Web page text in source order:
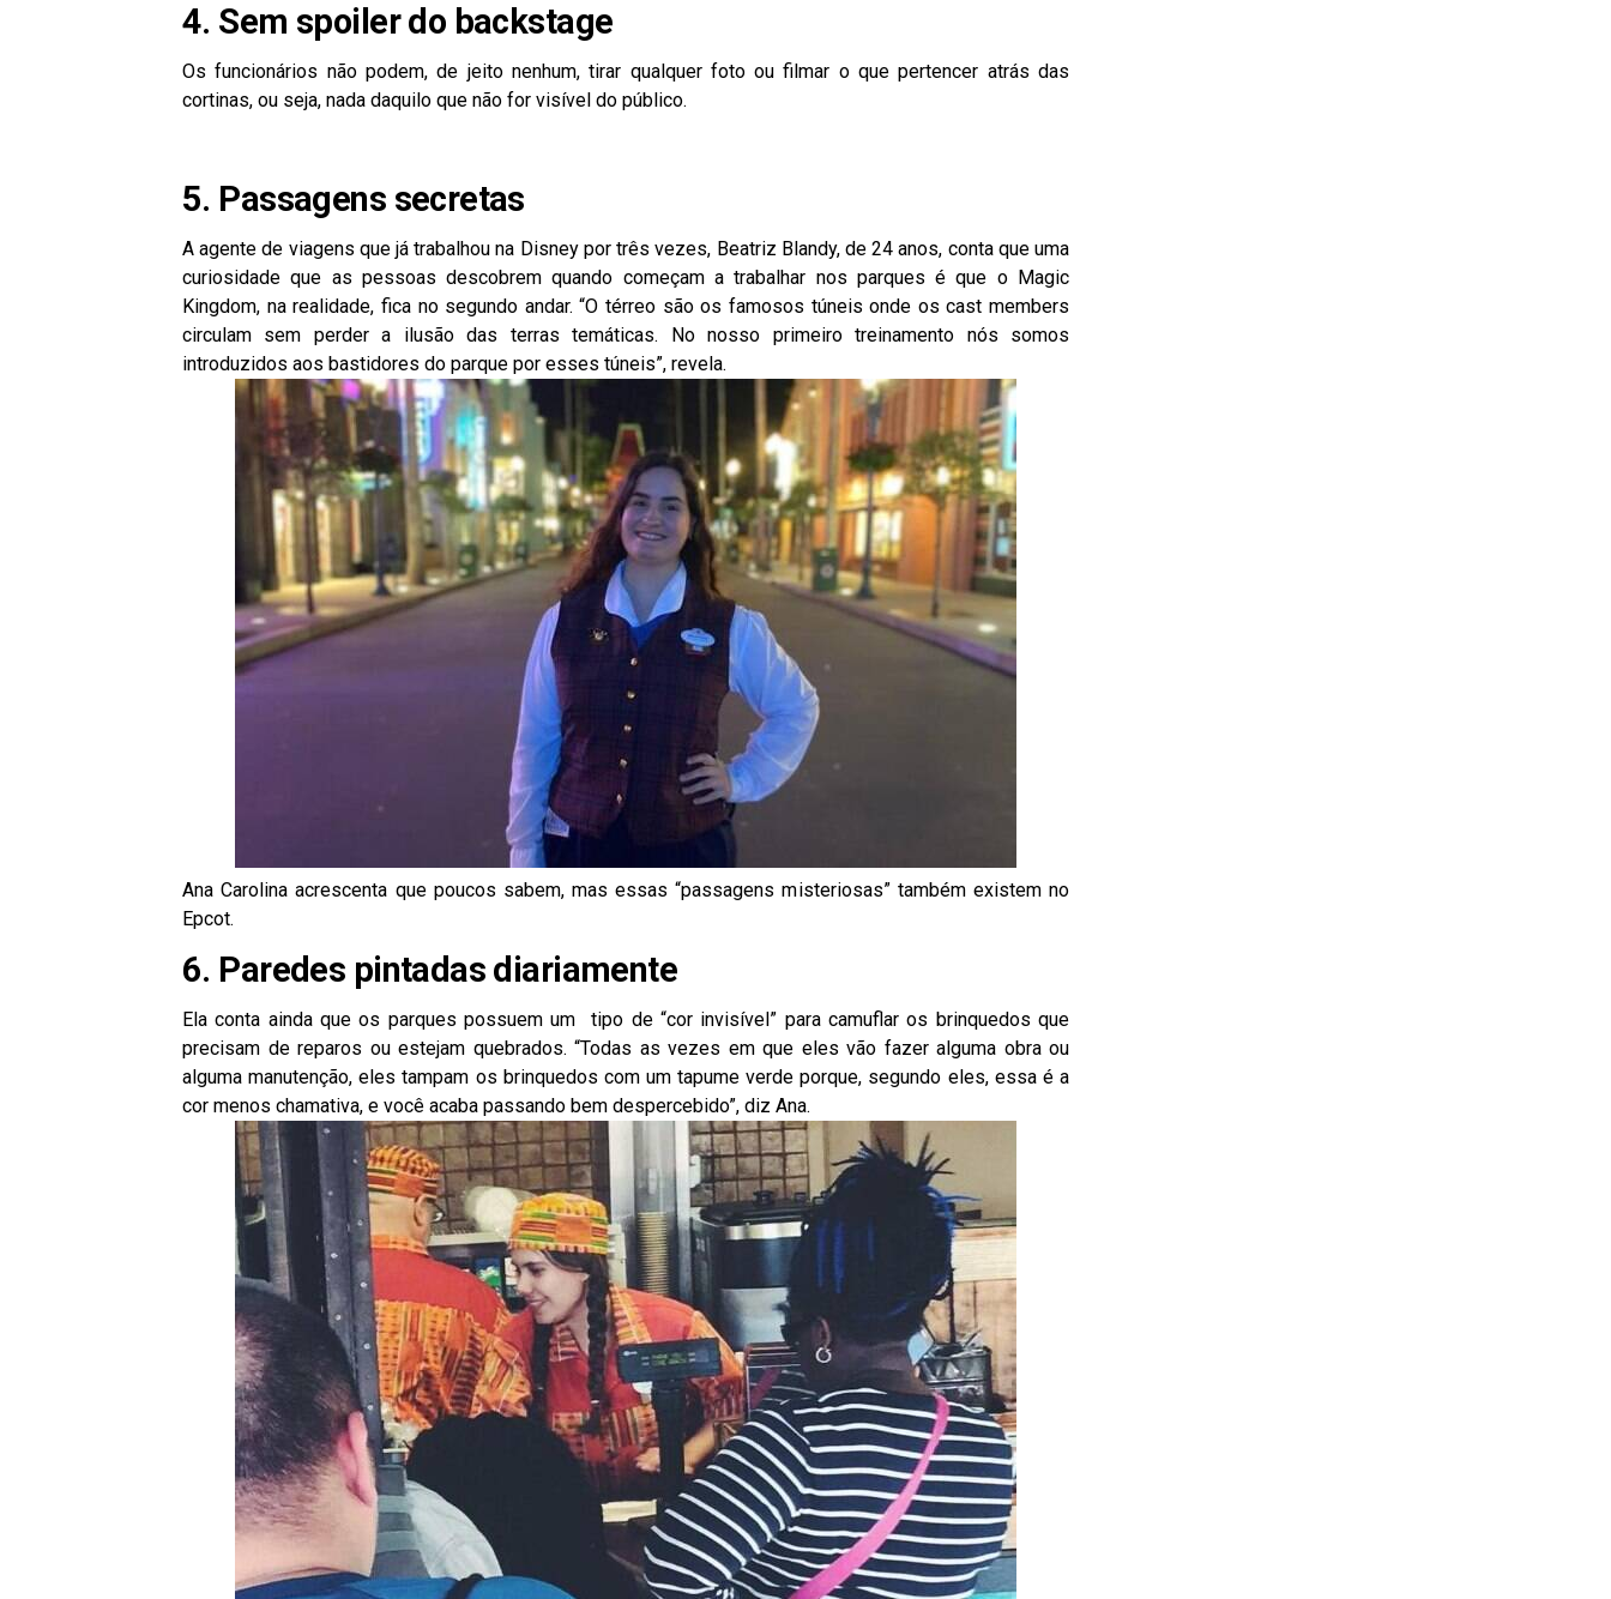
4. Sem spoiler do backstage
Os funcionários não podem, de jeito nenhum, tirar qualquer foto ou filmar o que pertencer atrás das
cortinas, ou seja, nada daquilo que não for visível do público.
5. Passagens secretas
A agente de viagens que já trabalhou na Disney por três vezes, Beatriz Blandy, de 24 anos, conta que uma
curiosidade que as pessoas descobrem quando começam a trabalhar nos parques é que o Magic
Kingdom, na realidade, fica no segundo andar. “O térreo são os famosos túneis onde os cast members
circulam sem perder a ilusão das terras temáticas. No nosso primeiro treinamento nós somos
introduzidos aos bastidores do parque por esses túneis”, revela.
Ana Carolina acrescenta que poucos sabem, mas essas “passagens misteriosas” também existem no
Epcot.
6. Paredes pintadas diariamente
Ela conta ainda que os parques possuem um tipo de “cor invisível” para camuflar os brinquedos que
precisam de reparos ou estejam quebrados. “Todas as vezes em que eles vão fazer alguma obra ou
alguma manutenção, eles tampam os brinquedos com um tapume verde porque, segundo eles, essa é a
cor menos chamativa, e você acaba passando bem despercebido”, diz Ana.